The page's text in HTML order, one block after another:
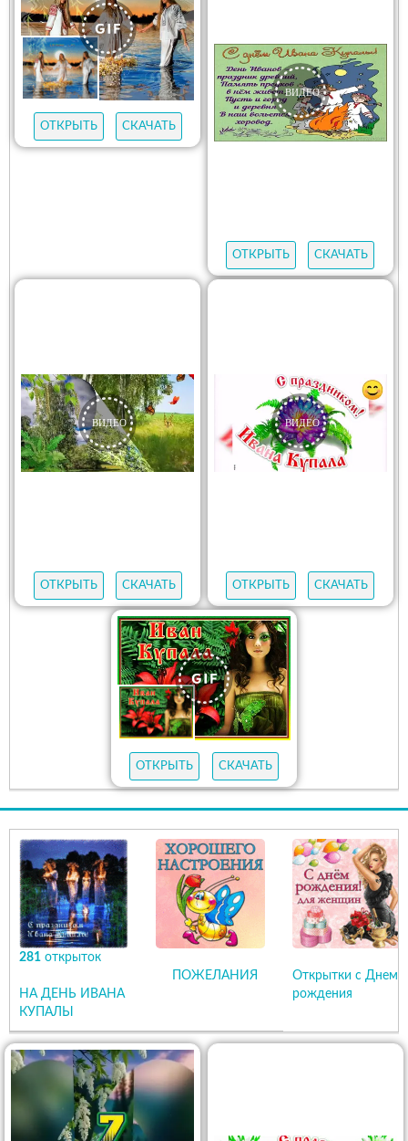
ОТКРЫТЬ СКАЧАТЬ
ОТКРЫТЬ СКАЧАТЬ
ОТКРЫТЬ СКАЧАТЬ ОТКРЫТЬ СКАЧАТЬ
ОТКРЫТЬ СКАЧАТЬ
281 открыток
НА ДЕНЬ ИВАНА
КУПАЛЫ
ПОЖЕЛАНИЯ
Открытки с Днем
рождения